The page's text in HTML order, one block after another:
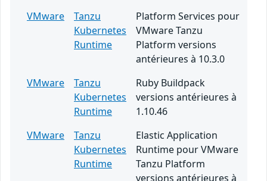
VMware
Tanzu
Kubernetes
Runtime
Platform Services pour
VMware Tanzu
Platform versions
antérieures à 10.3.0
VMware
Tanzu
Kubernetes
Runtime
Ruby Buildpack
versions antérieures à
1.10.46
VMware
Tanzu
Kubernetes
Runtime
Elastic Application
Runtime pour VMware
Tanzu Platform
versions antérieures à